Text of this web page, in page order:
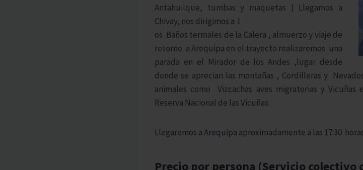
Antahuilque, tumbas y maquetas ) Llegamos a
Chivay, nos dirigimos a l
os Baños termales de la Calera , almuerzo y viaje de
retorno a Arequipa en el trayecto realizaremos una
parada en el Mirador de los Andes ,lugar desde
donde se aprecian las montañas , Cordilleras y
animales como Vizcachas aves migratorias y
Reserva Nacional de las Vicuñas.
Llegaremos a Arequipa aproximadamente a las 17:30
Precio por persona (Servicio colectivo